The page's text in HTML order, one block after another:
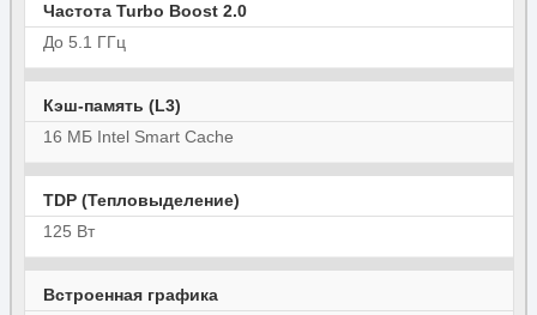
Частота Turbo Boost 2.0
До 5.1 ГГц
Кэш-память (L3)
16 МБ Intel Smart Cache
TDP (Тепловыделение)
125 Вт
Встроенная графика